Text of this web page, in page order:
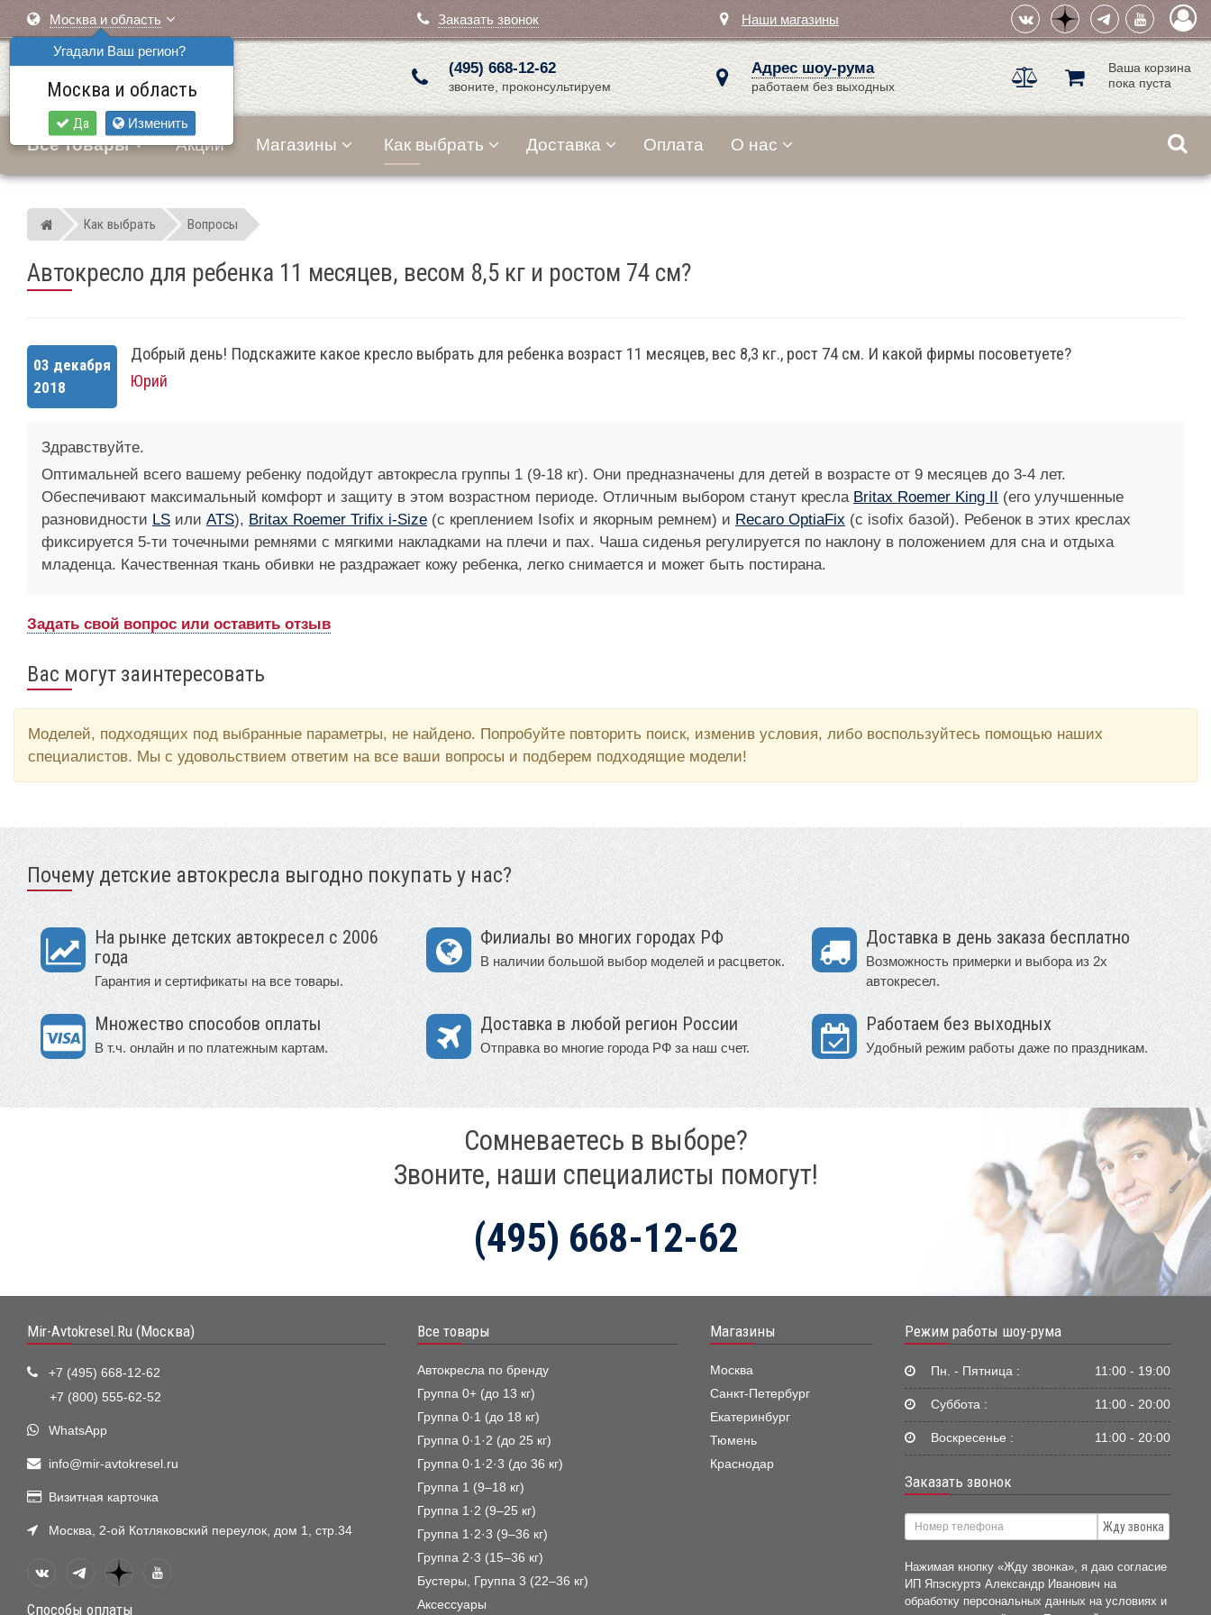
Москва и область
Угадали Ваш регион?
Москва и область
Да Изменить
Заказать звонок Наши магазины
(495) 668-12-62
звоните, проконсультируем
Адрес шоу-рума
работаем без выходных
Ваша корзина
пока пуста
Все товары Акции Магазины Как выбрать Доставка Оплата О нас
Мир детских автокресел
Как выбрать Вопросы
Автокресло для ребенка 11 месяцев, весом 8,5 кг и ростом 74 см?
03 декабря
2018
Добрый день! Подскажите какое кресло выбрать для ребенка возраст 11 месяцев, вес 8,3 кг., рост 74 см. И какой фирмы посоветуете?
Юрий
Здравствуйте.
Оптимальней всего вашему ребенку подойдут автокресла группы 1 (9-18 кг). Они предназначены для детей в возрасте от 9 месяцев до 3-4 лет.
Обеспечивают максимальный комфорт и защиту в этом возрастном периоде. Отличным выбором станут кресла Britax Roemer King II (его улучшенные
разновидности LS или ATS), Britax Roemer Trifix i-Size (с креплением Isofix и якорным ремнем) и Recaro OptiaFix (с isofix базой). Ребенок в этих креслах
фиксируется 5-ти точечными ремнями с мягкими накладками на плечи и пах. Чаша сиденья регулируется по наклону в положением для сна и отдыха
младенца. Качественная ткань обивки не раздражает кожу ребенка, легко снимается и может быть постирана.
Задать свой вопрос или оставить отзыв
Вас могут заинтересовать
Моделей, подходящих под выбранные параметры, не найдено. Попробуйте повторить поиск, изменив условия, либо воспользуйтесь помощью наших
специалистов. Мы с удовольствием ответим на все ваши вопросы и подберем подходящие модели!
Почему детские автокресла выгодно покупать у нас?
На рынке детских автокресел с 2006
года
Гарантия и сертификаты на все товары.
Филиалы во многих городах РФ
В наличии большой выбор моделей и расцветок.
Доставка в день заказа бесплатно
Возможность примерки и выбора из 2х
автокресел.
Множество способов оплаты
В т.ч. онлайн и по платежным картам.
Доставка в любой регион России
Отправка во многие города РФ за наш счет.
Работаем без выходных
Удобный режим работы даже по праздникам.
Сомневаетесь в выборе?
Звоните, наши специалисты помогут!
(495) 668-12-62
Mir-Avtokresel.Ru (Москва)
+7 (495) 668-12-62
+7 (800) 555-62-52
WhatsApp
info@mir-avtokresel.ru
Визитная карточка
Москва, 2-ой Котляковский переулок, дом 1, стр.34
Способы оплаты
Все товары
Автокресла по бренду
Группа 0+ (до 13 кг)
Группа 0·1 (до 18 кг)
Группа 0·1·2 (до 25 кг)
Группа 0·1·2·3 (до 36 кг)
Группа 1 (9–18 кг)
Группа 1·2 (9–25 кг)
Группа 1·2·3 (9–36 кг)
Группа 2·3 (15–36 кг)
Бустеры, Группа 3 (22–36 кг)
Аксессуары
Магазины
Москва
Санкт-Петербург
Екатеринбург
Тюмень
Краснодар
Режим работы шоу-рума
Пн. - Пятница : 11:00 - 19:00
Суббота : 11:00 - 20:00
Воскресенье : 11:00 - 20:00
Заказать звонок
Жду звонка
Нажимая кнопку «Жду звонка», я даю согласие
ИП Япэскуртэ Александр Иванович на
обработку персональных данных на условиях и